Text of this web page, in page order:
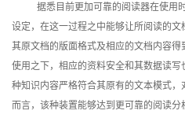
据悉目前更加可靠的阅读器在使用
设定，在这一过程之中能够让所阅读的
其原文档的版面格式及相应的文档内容
使用之下，相应的资料安全和其数据读
种知识内容严格符合其原有的文本模式
而言，该种装置能够达到更可靠的阅读分